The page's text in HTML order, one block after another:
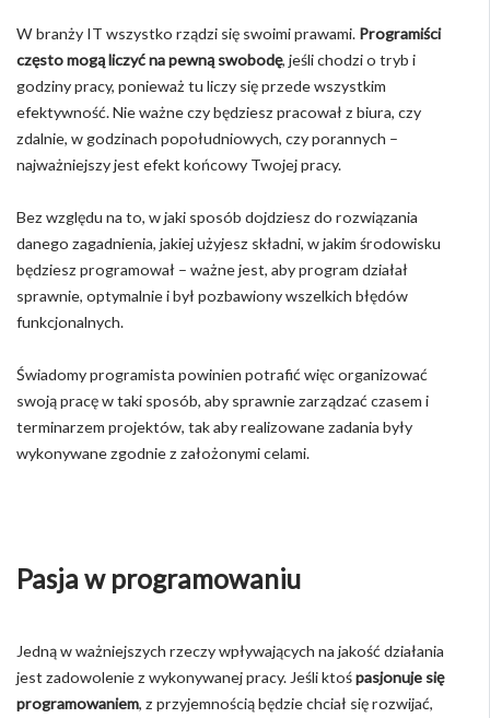
W branży IT wszystko rządzi się swoimi prawami. Programiści
często mogą liczyć na pewną swobodę, jeśli chodzi o tryb i
godziny pracy, ponieważ tu liczy się przede wszystkim
efektywność. Nie ważne czy będziesz pracował z biura, czy
zdalnie, w godzinach popołudniowych, czy porannych –
najważniejszy jest efekt końcowy Twojej pracy.
Bez względu na to, w jaki sposób dojdziesz do rozwiązania
danego zagadnienia, jakiej użyjesz składni, w jakim środowisku
będziesz programował – ważne jest, aby program działał
sprawnie, optymalnie i był pozbawiony wszelkich błędów
funkcjonalnych.
Świadomy programista powinien potrafić więc organizować
swoją pracę w taki sposób, aby sprawnie zarządzać czasem i
terminarzem projektów, tak aby realizowane zadania były
wykonywane zgodnie z założonymi celami.
Pasja w programowaniu
Jedną w ważniejszych rzeczy wpływających na jakość działania
jest zadowolenie z wykonywanej pracy. Jeśli ktośpasjonuje się
programowaniem, z przyjemnością będzie chciał się rozwijać,